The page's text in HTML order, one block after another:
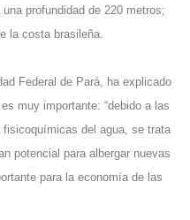
profundidad de 220 metros;
la costa brasileña.
Federal de Pará, ha explicado
muy importante: “debido a las
del agua, se trata
potencial para albergar nuevas
para la economía de las